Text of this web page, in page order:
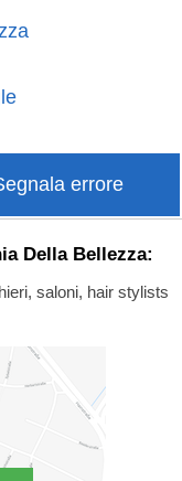
errore
Della Bellezza:
saloni, hair stylists